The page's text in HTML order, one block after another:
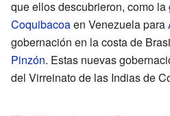
que ellos descubrieron, como la
Coquibacoaen Venezuela para
gobernación en la costa de
Pinzón. Estas nuevas
del Virreinato de las Indias de